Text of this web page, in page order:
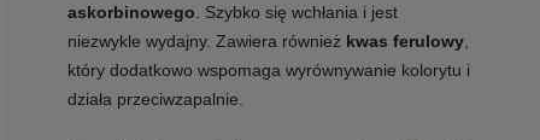
askorbinowego . Szybko się wchłania i jest
niezwykle wydajny. Zawiera również kwas ferulowy,
który dodatkowo wspomaga wyrównywanie kolorytu i
działa przeciwzapalnie.